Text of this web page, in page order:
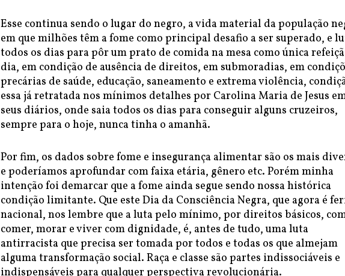
Esse continua sendo o lugar do negro, a vida material da população
em que milhões têm a fome como principal desafio a ser superado, e
todos os dias para pôr um prato de comida na mesa como única
dia, em condição de ausência de direitos, em submoradias, em
precárias de saúde, educação, saneamento e extrema violência,
essa já retratada nos mínimos detalhes por Carolina Maria de Jesus
seus diários, onde saia todos os dias para conseguir alguns cruzeiros,
sempre para o hoje, nunca tinha o amanhã.
Por fim, os dados sobre fome e insegurança alimentar são os mais
e poderíamos aprofundar com faixa etária, gênero etc. Porém minha
intenção foi demarcar que a fome ainda segue sendo nossa histórica
condição limitante. Que este Dia da Consciência Negra, que agora é
nacional, nos lembre que a luta pelo mínimo, por direitos básicos,
comer, morar e viver com dignidade, é, antes de tudo, uma luta
antirracista que precisa ser tomada por todos e todas os que almejam
alguma transformação social. Raça e classe são partes indissociáveis e
indispensáveis para qualquer perspectiva revolucionária.